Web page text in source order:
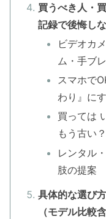
買うべき人・
記録で後悔し
ビデオカ
ム・手ブ
スマホで
わり』に
買っては
もう古い
レンタル
肢の提案
具体的な選び
（モデル比較含